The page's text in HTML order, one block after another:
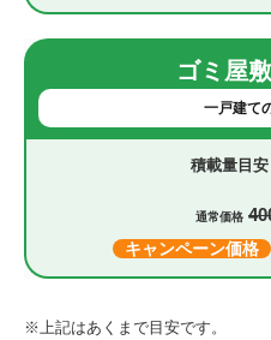
ゴミ屋
一戸建て
通常価格
キャンペーン価格
※上記はあくまで目安です。